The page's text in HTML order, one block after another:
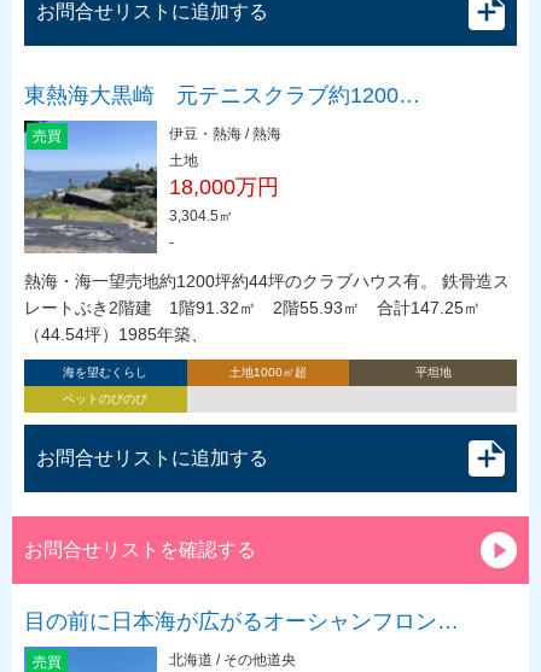
お問合せリストに追加する
東熱海大黒崎 元テニスクラブ約1200…
売買
伊豆・熱海 / 熱海
土地
18,000万円
3,304.5㎡
-
熱海・海一望売地約1200坪約44坪のクラブハウス有。 鉄骨造ス
レートぶき2階建 1階91.32㎡ 2階55.93㎡ 合計147.25㎡
（44.54坪）1985年築、
海を望むくらし 土地1000㎡超
平坦地
ペットのびのび
お問合せリストに追加する
お問合せリストを確認する
目の前に日本海が広がるオーシャンフロン…
売買
北海道 / その他道央